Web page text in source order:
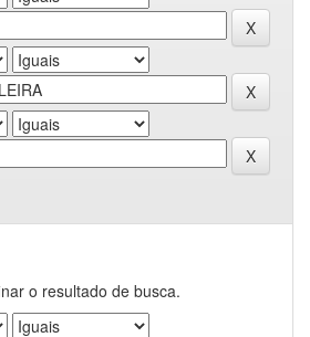
o resultado de busca.